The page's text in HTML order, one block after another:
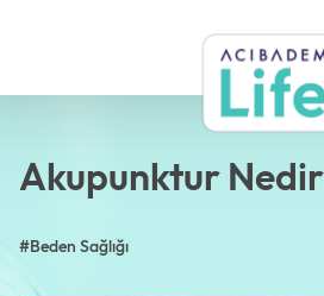
Beden Sağlığı
Akupunktur
#Beden Sağlığı